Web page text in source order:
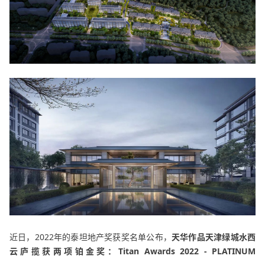
近日，2022年的泰坦地产奖获奖名单公布， 天华作品天津绿城水西
云庐揽获两项铂金奖：Titan Awards 2022 - PLATINUM